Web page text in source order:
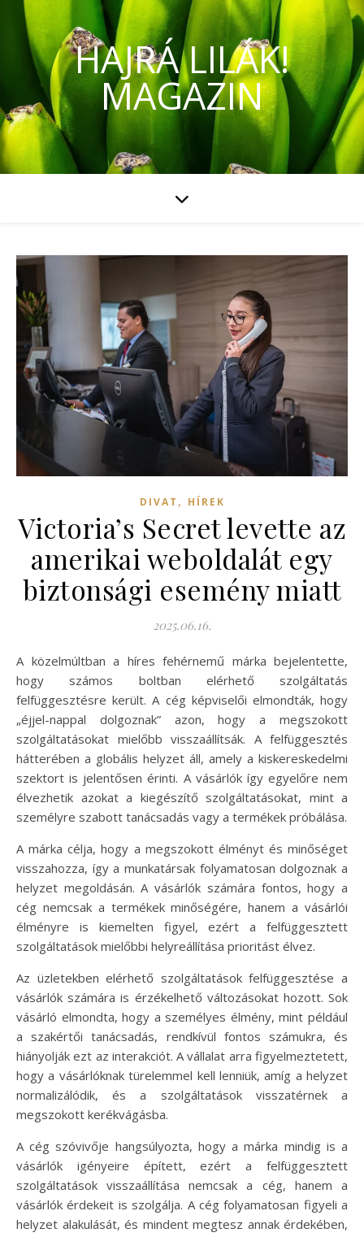
HAJRÁ LILÁK!
MAGAZIN
DIVAT , HÍREK
Victoria’s Secret levette az
amerikai weboldalát egy
biztonsági esemény miatt
2025.06.16.
A közelmúltban a híres fehérnemű márka bejelentette,
hogy számos boltban elérhető szolgáltatás
felfüggesztésre került. A cég képviselői elmondták, hogy
„éjjel-nappal dolgoznak” azon, hogy a megszokott
szolgáltatásokat mielőbb visszaállítsák. A felfüggesztés
hátterében a globális helyzet áll, amely a kiskereskedelmi
szektort is jelentősen érinti. A vásárlók így egyelőre nem
élvezhetik azokat a kiegészítő szolgáltatásokat, mint a
személyre szabott tanácsadás vagy a termékek próbálása.
A márka célja, hogy a megszokott élményt és minőséget
visszahozza, így a munkatársak folyamatosan dolgoznak a
helyzet megoldásán. A vásárlók számára fontos, hogy a
cég nemcsak a termékek minőségére, hanem a vásárlói
élményre is kiemelten figyel, ezért a felfüggesztett
szolgáltatások mielőbbi helyreállítása prioritást élvez.
Az üzletekben elérhető szolgáltatások felfüggesztése a
vásárlók számára is érzékelhető változásokat hozott. Sok
vásárló elmondta, hogy a személyes élmény, mint például
a szakértői tanácsadás, rendkívül fontos számukra, és
hiányolják ezt az interakciót. A vállalat arra figyelmeztetett,
hogy a vásárlóknak türelemmel kell lenniük, amíg a helyzet
normalizálódik, és a szolgáltatások visszatérnek a
megszokott kerékvágásba.
A cég szóvivője hangsúlyozta, hogy a márka mindig is a
vásárlók igényeire épített, ezért a felfüggesztett
szolgáltatások visszaállítása nemcsak a cég, hanem a
vásárlók érdekeit is szolgálja. A cég folyamatosan figyeli a
helyzet alakulását, és mindent megtesz annak érdekében,